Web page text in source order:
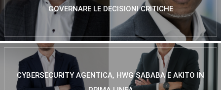
GOVERNARE LE DECISIONI CRITICHE
CYBERSECURITY AGENTICA, HWG SABABA E AKITO IN